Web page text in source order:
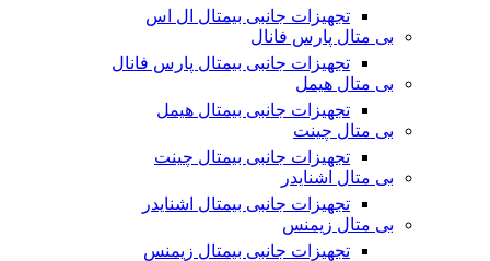
تجهیزات جانبی بیمتال ال اس
بی متال پارس فانال
تجهیزات جانبی بیمتال پارس فانال
بی متال هیمل
تجهیزات جانبی بیمتال هیمل
بی متال چینت
تجهیزات جانبی بیمتال چینت
بی متال اشنایدر
تجهیزات جانبی بیمتال اشنایدر
بی متال زیمنس
تجهیزات جانبی بیمتال زیمنس